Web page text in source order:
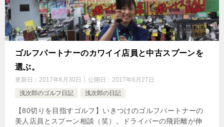
ゴルフパートナーのカワイイ店員と中古スプーンを
選ぶ。
更新日： 2017年6月30日 公開日： 2017年6月27日
浅次郎のゴルフ日記
浅次郎の日記
【80切りを目指すゴルフ】いきつけのゴルフパートナーの
美人店員とスプーン相談（笑）。ドライバーの飛距離が伸